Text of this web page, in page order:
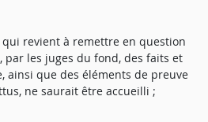
revient à remettre en question
par les juges du fond, des faits et
ainsi que des éléments de preuve
ne saurait être accueilli ;